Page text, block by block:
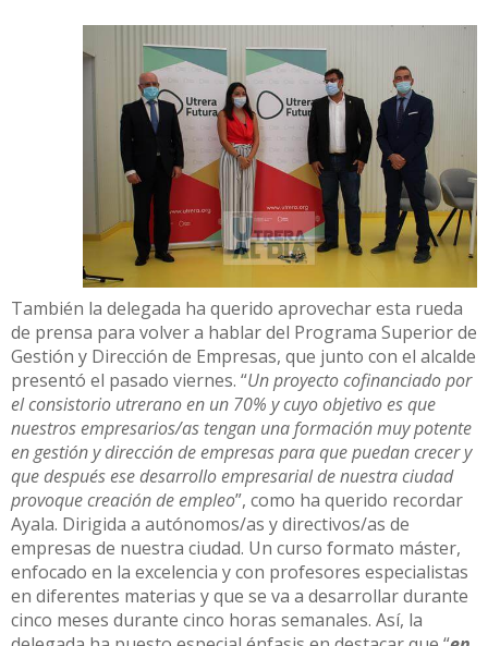
También la delegada ha querido aprovechar esta rueda
de prensa para volver a hablar del Programa Superior de
Gestión y Dirección de Empresas, que junto con el alcalde
presentó el pasado viernes. “Un proyecto cofinanciado por
el consistorio utrerano en un 70% y cuyo objetivo es que
nuestros empresarios/as tengan una formación muy potente
en gestión y dirección de empresas para que puedan crecer y
que después ese desarrollo empresarial de nuestra ciudad
provoque creación de empleo”, como ha querido recordar
Ayala. Dirigida a autónomos/as y directivos/as de
empresas de nuestra ciudad. Un curso formato máster,
enfocado en la excelencia y con profesores especialistas
en diferentes materias y que se va a desarrollar durante
cinco meses durante cinco horas semanales. Así, la